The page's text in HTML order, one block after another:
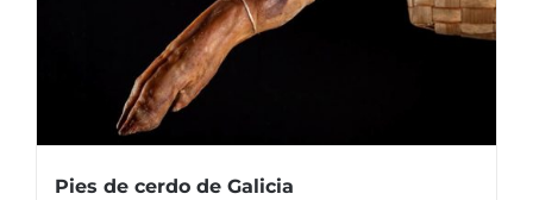
Pies de cerdo de Galicia